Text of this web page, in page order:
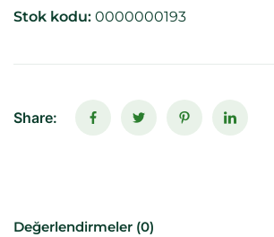
Stok kodu: 0000000193
Share:
Değerlendirmeler (0)